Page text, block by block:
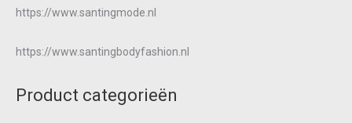
https://www.santingmode.nl
https://www.santingbodyfashion.nl
Product categorieën